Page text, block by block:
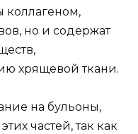
коллагеном,
но и содержат
хрящевой ткани.
на бульоны,
частей, так как